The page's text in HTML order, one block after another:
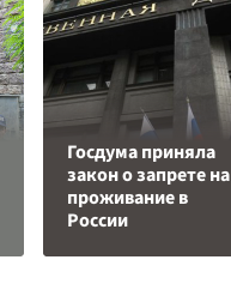
Госдума приняла
закон о запрете на
проживание в
России